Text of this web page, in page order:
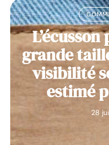
grande
visibilité
estimé
28